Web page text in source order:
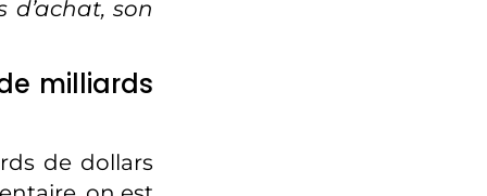
d’achat, son
milliards
de dollars